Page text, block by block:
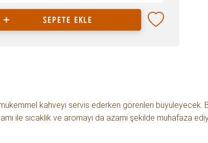
SEPETE EKLE
kahveyi servis ederken görenleri büyüleyecek.
ile sıcaklık ve aromayı da azami şekilde muhafaza